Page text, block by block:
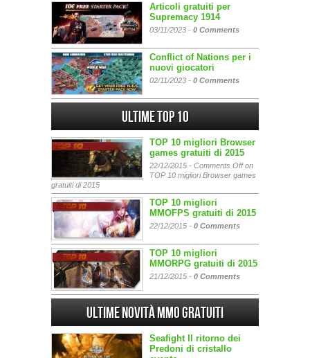
Articoli gratuiti per
Supremacy 1914
03/11/2023 - 0 Comments
Conflict of Nations per i
nuovi giocatori
02/11/2023 - 0 Comments
Ultime Top 10
TOP 10 migliori Browser
games gratuiti di 2015
22/12/2015 - Comments Offon
TOP 10 migliori Browser games
gratuiti di 2015
TOP 10 migliori
MMOFPS gratuiti di 2015
22/12/2015 - 0 Comments
TOP 10 migliori
MMORPG gratuiti di 2015
21/12/2015 - 0 Comments
Ultime Novità MMO gratuiti
Seafight Il ritorno dei
Predoni di cristallo